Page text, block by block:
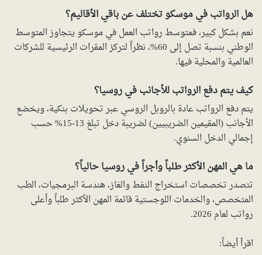
هل الرواتب في موسكو تختلف عن باقي الأقاليم؟
نعم بشكل كبير، فمتوسط رواتب العمل في موسكو يتجاوز المتوسط
الوطني بنسبة تصل إلى 60%، نظراً لتركز المقرات الرئيسية للشركات
العالمية والمحلية فيها.
كيف يتم دفع الرواتب للأجانب في روسيا؟
يتم دفع الرواتب عادة بالروبل الروسي عبر تحويلات بنكية، ويخضع
الأجانب (المقيمين الضريبيين) لضريبة دخل تبلغ 13-15% حسب
إجمالي الدخل السنوي.
ما هي المهن الأكثر طلباً وأجراً في روسيا حالياً؟
تتصدر تخصصات استخراج النفط والغاز، هندسة البرمجيات، الطب
المتخصص، والخدمات اللوجستية قائمة المهن الأكثر طلباً وأعلى
رواتب لعام 2026.
اقرأ أيضاً: